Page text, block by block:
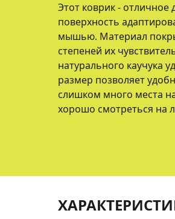
Этот коврик - отличное
поверхность
мышью. Материал
степеней их
натурального каучука
размер позволяет
слишком много места
хорошо смотреться на